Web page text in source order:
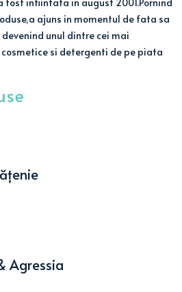
ajuns in momentul de fata sa
unul dintre cei mai
si detergenti de pe piata
Agressia